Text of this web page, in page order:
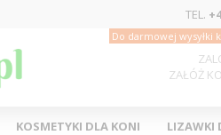
TEL.
ZAŁÓŻ
Do darmowej wysyłki
KOSMETYKI DLA KONI LIZAWKI